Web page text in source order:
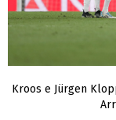
Kroos e Jürgen